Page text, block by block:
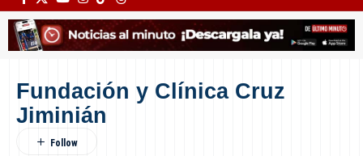
Fundación y Clínica Cruz
Jiminián